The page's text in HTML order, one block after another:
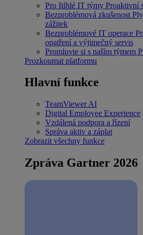
Pro štíhlé IT týmy Proaktivní
Bezproblémová zkušenost
zážitek
Bezproblémové IT operace
opatření a výjimečný servis
Promluvte si s naším týmem
Prozkoumat platformu
Hlavní funkce
TeamViewer AI
Digital Employee Experience
Vzdálená podpora a řízení
Správa aktiv a záplat
Zobrazit všechny funkce
Zpráva Gartner 2026